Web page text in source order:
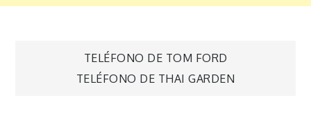
Navegación
TELÉFONO DE TOM FORD
TELÉFONO DE THAI GARDEN